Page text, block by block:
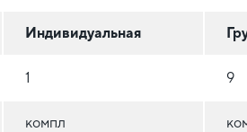
Индивидуальная
1 9
компл